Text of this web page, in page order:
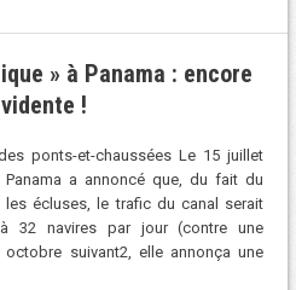
» à Panama : encore
!
ponts-et-chaussées Le 15 juillet
Panama a annoncé que, du fait du
les écluses, le trafic du canal serait
navires par jour (contre une
suivant2, elle annonça une